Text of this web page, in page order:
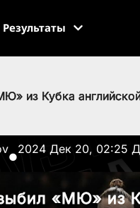
Результаты
из Кубка
●
2024 Дек 20, 02:25
«МЮ» из